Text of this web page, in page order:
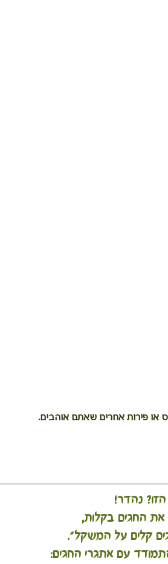
או פירות אחרים שאתם אוהבים.
נהדר!
החגים בקלות,
קלים על המשקל".
עם אתגרי החגים: